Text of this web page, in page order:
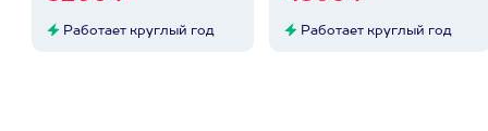
Работает круглый год Работает круглый год